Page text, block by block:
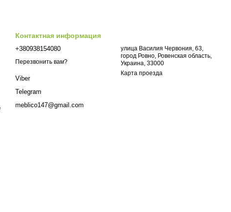
Контактная информация
+380938154080
Перезвонить вам?
Viber
Telegram
meblico147@gmail.com
улица Василия Червония, 63,
город Ровно, Ровенская область,
Украина, 33000
Карта проезда